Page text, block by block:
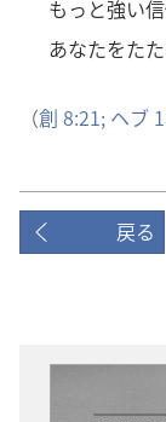
もっと強い信
あなたをた
（創 8:21; ヘブ
戻る